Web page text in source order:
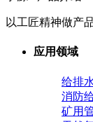
以工匠精神做产
应用领域
给排
消防
矿用